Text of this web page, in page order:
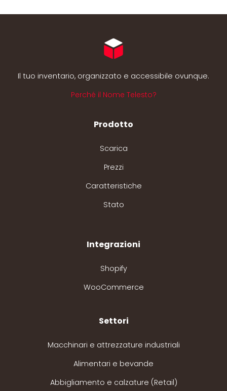
Il tuo inventario, organizzato e accessibile ovunque.
Perché il Nome Telesto?
Prodotto
Scarica
Prezzi
Caratteristiche
Stato
Integrazioni
Shopify
WooCommerce
Settori
Macchinari e attrezzature industriali
Alimentari e bevande
Abbigliamento e calzature (Retail)